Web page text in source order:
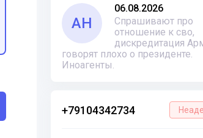
АН
06.08.2026
Спрашивают про
отношение к сво,
дискредитация
говорят плохо о президенте.
Иноагенты.
+79104342734